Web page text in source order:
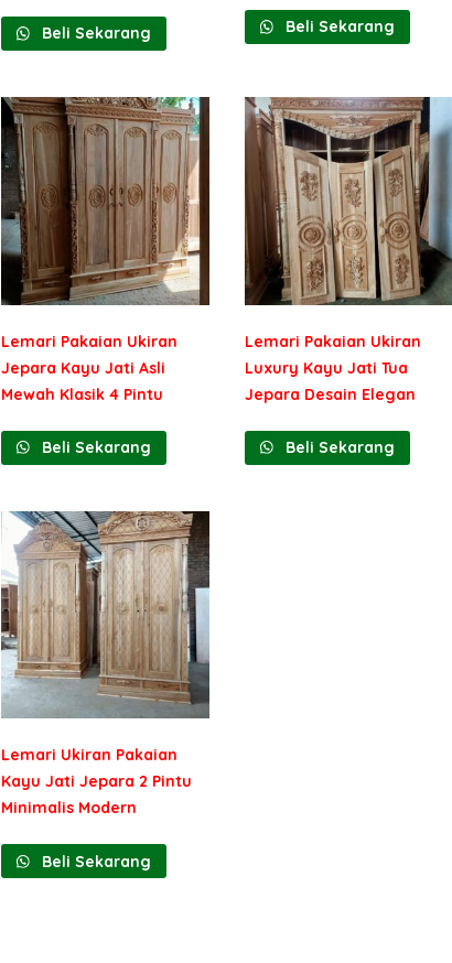
Beli Sekarang Beli Sekarang
Lemari Pakaian Ukiran
Jepara Kayu Jati Asli
Mewah Klasik 4 Pintu
Beli Sekarang
Lemari Pakaian Ukiran
Luxury Kayu Jati Tua
Jepara Desain Elegan
Beli Sekarang
Lemari Ukiran Pakaian
Kayu Jati Jepara 2 Pintu
Minimalis Modern
Beli Sekarang